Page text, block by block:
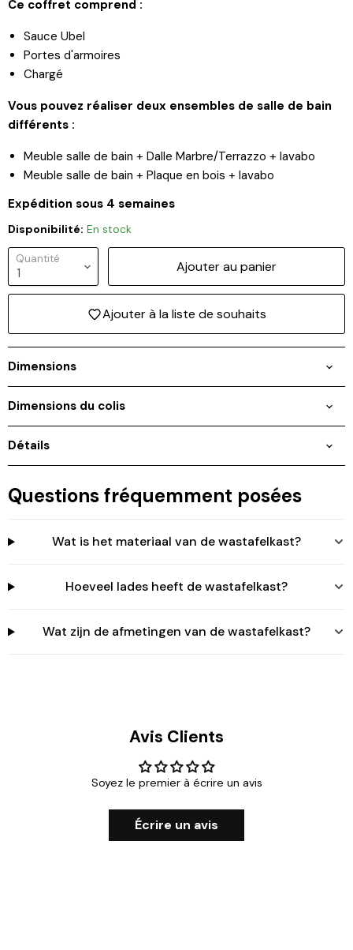
Ce coffret comprend :
Sauce Ubel
Portes d'armoires
Chargé
Vous pouvez réaliser deux ensembles de salle de bain
différents :
Meuble salle de bain + Dalle Marbre/Terrazzo + lavabo
Meuble salle de bain + Plaque en bois + lavabo
Expédition sous 4 semaines
Disponibilité: En stock
Quantité Ajouter au panier
Ajouter à la liste de souhaits
Dimensions
Dimensions du colis
Détails
Questions fréquemment posées
Wat is het materiaal van de wastafelkast?
Hoeveel lades heeft de wastafelkast?
Wat zijn de afmetingen van de wastafelkast?
Avis Clients
Soyez le premier à écrire un avis
Écrire un avis
Connexion requise
produits à votre liste de souhaits et afficher vos
articles précédemment enregistrés.
Se connecter